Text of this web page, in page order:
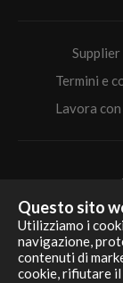
Termini e
Lavora
Questo sito
Utilizziamo i
navigazione,
contenuti di
cookie, rifiutare